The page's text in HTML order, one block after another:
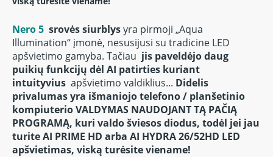
Nero 5 srovės siurblysyra pirmoji „Aqua
Illumination“ įmonė, nesusijusi su tradicine LED
apšvietimo gamyba. Tačiau jis paveldėjo daug
puikių funkcijų dėl AI patirties kuriant
intuityvius apšvietimo valdiklius... Didelis
privalumas yra išmaniojo telefono / planšetinio
kompiuterio VALDYMAS NAUDOJANT TĄ PAČIĄ
PROGRAMĄ, kuri valdo šviesos diodus, todėl jei jau
turite AI PRIME HD arba AI HYDRA 26/52HD LED
apšvietimas, viską turėsite viename!